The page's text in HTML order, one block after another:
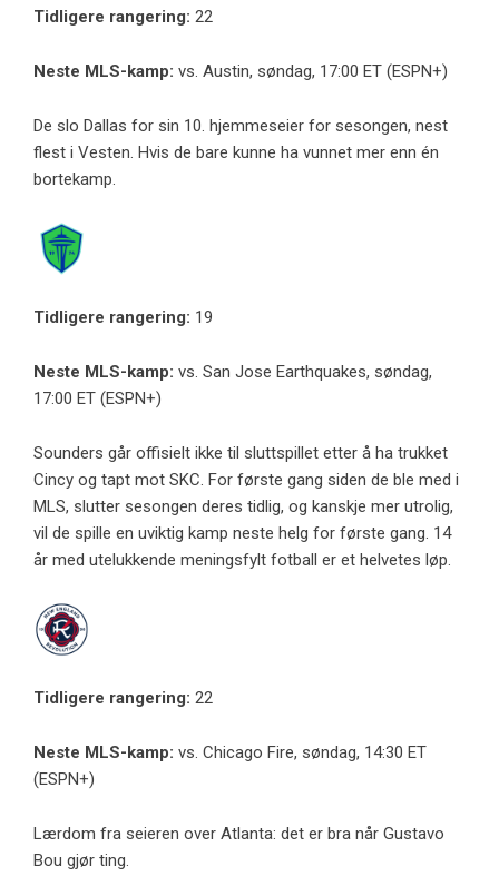
Tidligere rangering: 22
Neste MLS-kamp: vs. Austin, søndag, 17:00 ET (ESPN+)
De slo Dallas for sin 10. hjemmeseier for sesongen, nest
flest i Vesten. Hvis de bare kunne ha vunnet mer enn én
bortekamp.
Tidligere rangering: 19
Neste MLS-kamp: vs. San Jose Earthquakes, søndag,
17:00 ET (ESPN+)
Sounders går offisielt ikke til sluttspillet etter å ha trukket
Cincy og tapt mot SKC. For første gang siden de ble med i
MLS, slutter sesongen deres tidlig, og kanskje mer utrolig,
vil de spille en uviktig kamp neste helg for første gang. 14
år med utelukkende meningsfylt fotball er et helvetes løp.
Tidligere rangering: 22
Neste MLS-kamp: vs. Chicago Fire, søndag, 14:30 ET
(ESPN+)
Lærdom fra seieren over Atlanta: det er bra når Gustavo
Bou gjør ting.